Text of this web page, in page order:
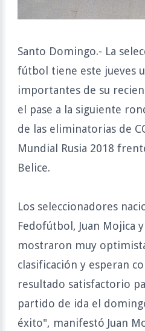
Santo Domingo.- La
fútbol tiene este jueves
importantes de su
el pase a la siguiente
de las eliminatorias de
Mundial Rusia 2018
Belice.
Los seleccionadores
Fedofútbol, Juan Mojica
mostraron muy
clasificación y esperan
resultado satisfactorio
partido de ida el
éxito", manifestó Juan